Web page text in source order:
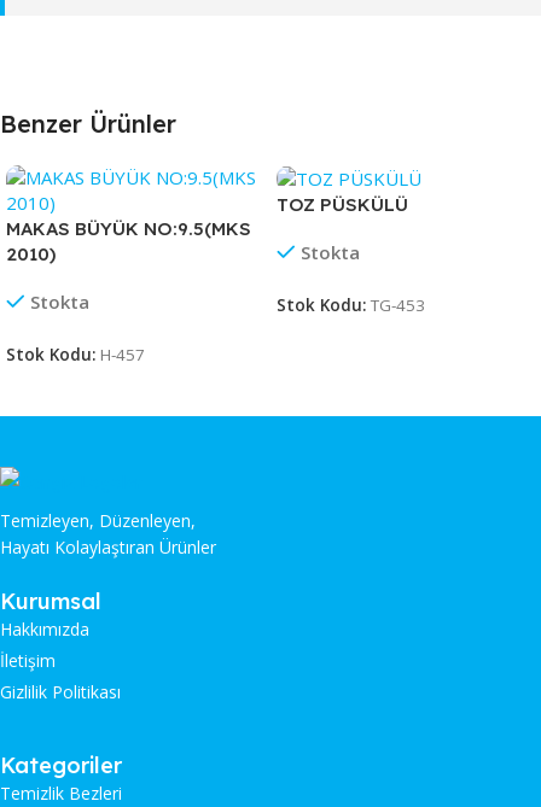
Benzer Ürünler
MAKAS BÜYÜK NO:9.5(MKS
2010)
Stokta
Stok Kodu: H-457
TOZ PÜSKÜLÜ
Stokta
Stok Kodu: TG-453
Temizleyen, Düzenleyen,
Hayatı Kolaylaştıran Ürünler
Kurumsal
Hakkımızda
İletişim
Gizlilik Politikası
Kategoriler
Temizlik Bezleri